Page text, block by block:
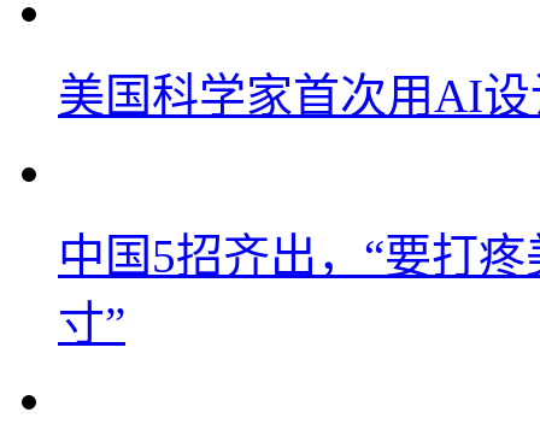
美国科学家首次用AI
中国5招齐出，“要打
寸”